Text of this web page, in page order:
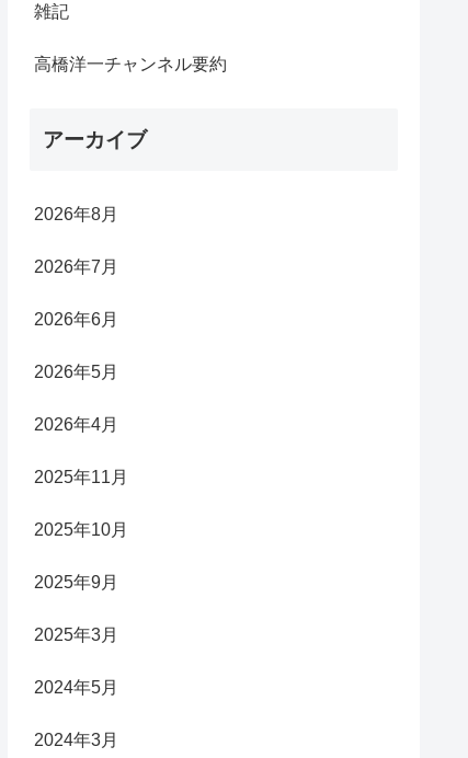
雑記
高橋洋一チャンネル要約
アーカイブ
2026年8月
2026年7月
2026年6月
2026年5月
2026年4月
2025年11月
2025年10月
2025年9月
2025年3月
2024年5月
2024年3月